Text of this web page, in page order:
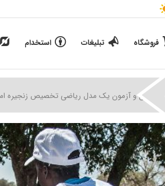
فروشگاه تبلیغات استخدام
|
طراحی و آزمون یک مدل ریاضی تخصیص زنجیره